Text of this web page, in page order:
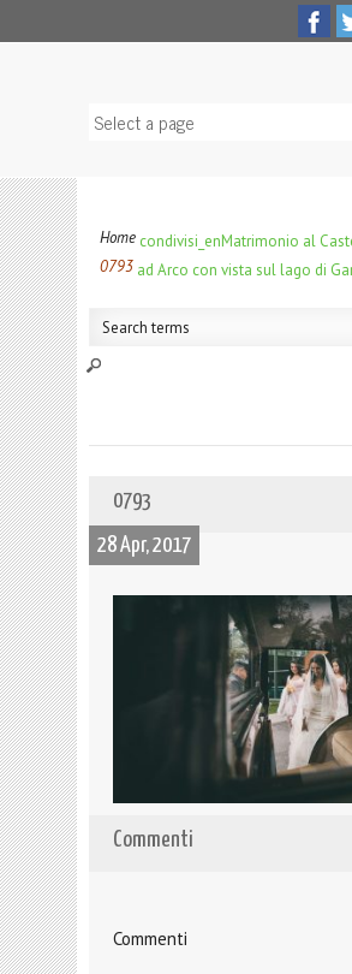
Home condivisi_enMatrimonio al
ad Arco con vista sul lago di
0793
0793
28 Apr, 2017
Commenti
Commenti